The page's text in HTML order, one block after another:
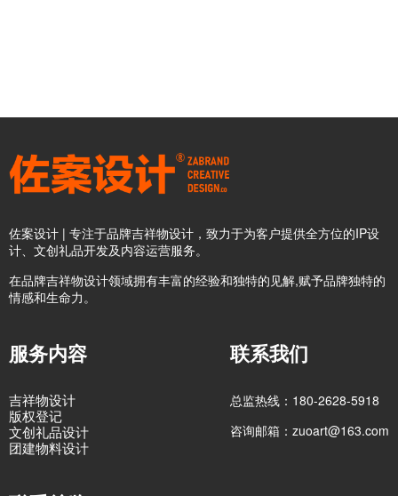
佐案设计 | 专注于品牌吉祥物设计，致力于为客户提供全方位的IP设
计、文创礼品开发及内容运营服务。
在品牌吉祥物设计领域拥有丰富的经验和独特的见解,赋予品牌独特的
情感和生命力。
服务内容
吉祥物设计
版权登记
文创礼品设计
团建物料设计
联系我们
总监热线：180-2628-5918
咨询邮箱：zuoart@163.com